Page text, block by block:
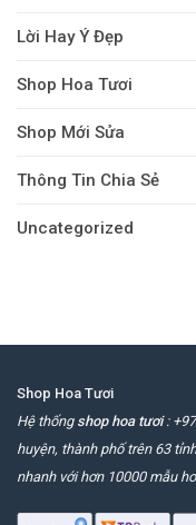
Lời Hay Ý Đẹp
Shop Hoa Tươi
Shop Mới Sửa
Thông Tin Chia Sẻ
Uncategorized
Shop Hoa Tươi
Hệ thống shop hoa tươi:
huyện, thành phố trên 63
nhanh với hơn 10000 mẫu